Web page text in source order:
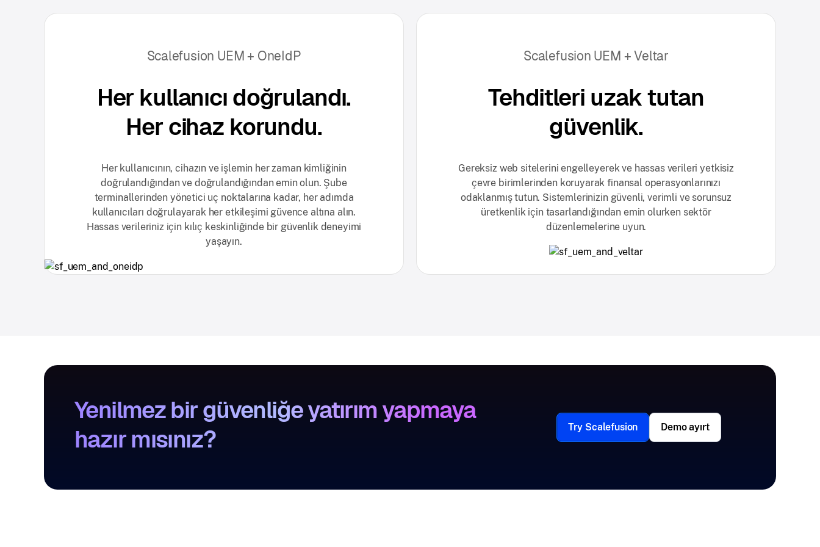
Scalefusion UEM + OneIdP
Her kullanıcı doğrulandı.
Her cihaz korundu.
Her kullanıcının, cihazın ve işlemin her zaman kimliğinin
doğrulandığından ve doğrulandığından emin olun. Şube
terminallerinden yönetici uç noktalarına kadar, her adımda
kullanıcıları doğrulayarak her etkileşimi güvence altına alın.
Hassas verileriniz için kılıç keskinliğinde bir güvenlik deneyimi
yaşayın.
Scalefusion UEM + Veltar
Tehditleri uzak tutan
güvenlik.
Gereksiz web sitelerini engelleyerek ve hassas verileri yetkisiz
çevre birimlerinden koruyarak finansal operasyonlarınızı
odaklanmış tutun. Sistemlerinizin güvenli, verimli ve sorunsuz
üretkenlik için tasarlandığından emin olurken sektör
düzenlemelerine uyun.
Yenilmez bir güvenliğe yatırım yapmaya
hazır mısınız?
Try Scalefusion Demo ayırt